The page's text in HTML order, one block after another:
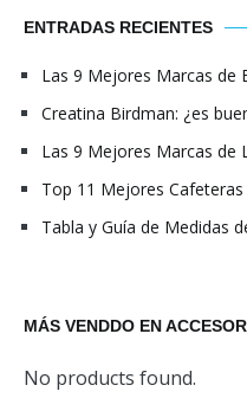
ENTRADAS RECIENTES
Las 9 Mejores Marcas de
Creatina Birdman: ¿es
Las 9 Mejores Marcas de
Top 11 Mejores
Tabla y Guía de Medidas
MÁS VENDDO EN
No products found.